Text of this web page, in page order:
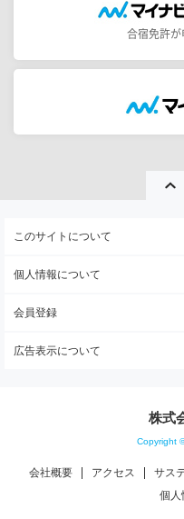
合宿免許が
このサイトについて
個人情報について
会員登録
広告表示について
株式
Copyright
会社概要 アクセス サス
個人